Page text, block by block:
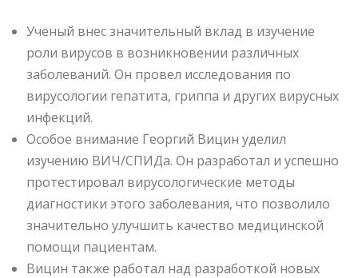
Ученый внес значительный вклад в изучение
роли вирусов в возникновении различных
заболеваний. Он провел исследования по
вирусологии гепатита, гриппа и других вирусных
инфекций.
Особое внимание Георгий Вицин уделил
изучению ВИЧ/СПИДа. Он разработал и успешно
протестировал вирусологические методы
диагностики этого заболевания, что позволило
значительно улучшить качество медицинской
помощи пациентам.
Вицин также работал над разработкой новых